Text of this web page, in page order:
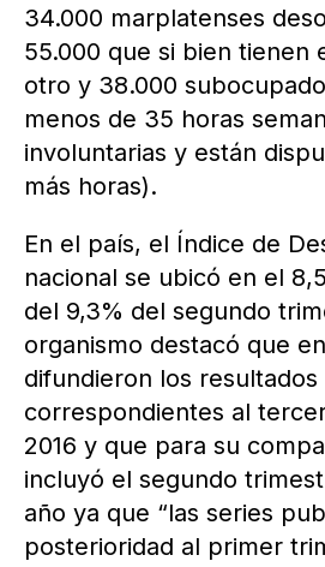
34.000 marplatenses
55.000 que si bien tienen
otro y 38.000
menos de 35 horas
involuntarias y están
más horas).
En el país, el Índice de
nacional se ubicó en el
del 9,3% del segundo
organismo destacó que
difundieron los resultados
correspondientes al
2016 y que para su
incluyó el segundo
año ya que “las series
posterioridad al primer